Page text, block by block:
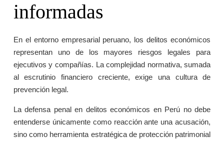
informadas
En el entorno empresarial peruano, los delitos económicos
representan uno de los mayores riesgos legales para
ejecutivos y compañías. La complejidad normativa, sumada
al escrutinio financiero creciente, exige una cultura de
prevención legal.
La defensa penal en delitos económicos en Perú no debe
entenderse únicamente como reacción ante una acusación,
sino como herramienta estratégica de protección patrimonial